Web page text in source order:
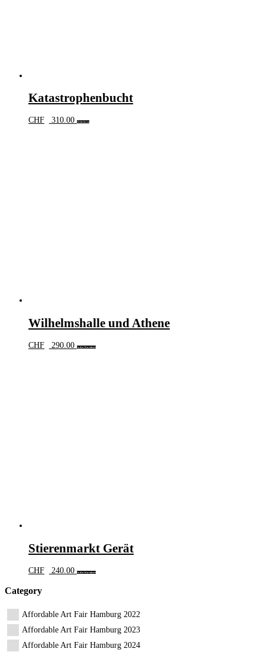
Katastrophenbucht
CHF 310.00 Weiterlesen
Wilhelmshalle und Athene
CHF 290.00 In den Warenkorb
Stierenmarkt Gerät
CHF 240.00 In den Warenkorb
Category
Affordable Art Fair Hamburg 2022
Affordable Art Fair Hamburg 2023
Affordable Art Fair Hamburg 2024